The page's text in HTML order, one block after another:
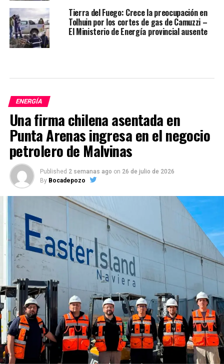
Tierra del Fuego: Crece la preocupación en
Tolhuin por los cortes de gas de Camuzzi –
El Ministerio de Energía provincial ausente
ENERGÍA
Una firma chilena asentada en
Punta Arenas ingresa en el negocio
petrolero de Malvinas
Published 2 semanas ago on 26 de julio de 2026
By Bocadepozo